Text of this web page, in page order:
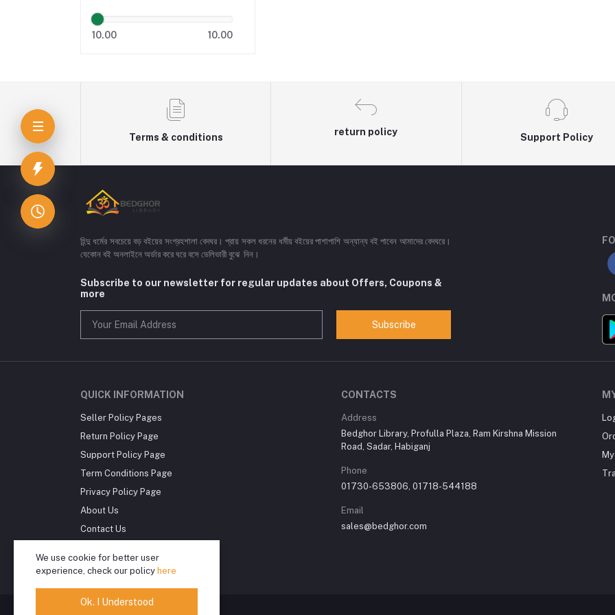
10.00 10.00
Terms & conditions
return policy
Support Policy
হিন্দু ধর্মের সবচেয়ে বড় বইয়ের সংগ্রহশালা বেদঘর। প্রায় সকল ধরনের ধর্মীয় বইয়ের পাশাপাশি অন্যান্য বই পাবেন আমাদের বেদঘরে।
যেকোন বই অনলাইনে অর্ডার করে ঘরে বসে ডেলিভারী বুঝে নিন।
Subscribe to our newsletter for regular updates about Offers, Coupons &
more
Subscribe
QUICK INFORMATION
Seller Policy Pages
Return Policy Page
Support Policy Page
Term Conditions Page
Privacy Policy Page
About Us
Contact Us
Delivery Information
CONTACTS
Address
Bedghor Library, Profulla Plaza, Ram Kirshna Mission
Road, Sadar, Habiganj
Phone
01730-653806, 01718-544188
Email
sales@bedghor.com
We use cookie for better user
experience, check our policy here
Ok. I Understood